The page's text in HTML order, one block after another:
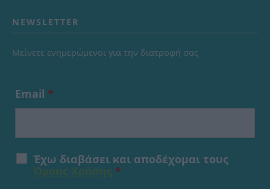
NEWSLETTER
Μείνετε ενημερώμενοι για την διατροφή σας
Email *
Έχω διαβάσει και αποδέχομαι τους
*